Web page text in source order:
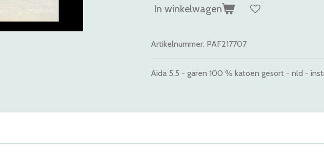
In winkelwagen
Artikelnummer: PAF217707
Aida 5,5 - garen 100 % katoen gesort - nld -